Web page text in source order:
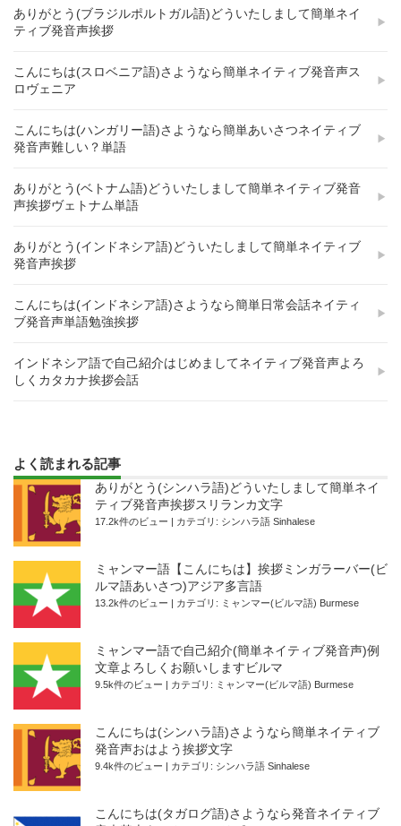
ありがとう(ブラジルポルトガル語)どういたしまして簡単ネイ
ティブ発音声挨拶
こんにちは(スロベニア語)さようなら簡単ネイティブ発音声ス
ロヴェニア
こんにちは(ハンガリー語)さようなら簡単あいさつネイティブ
発音声難しい？単語
ありがとう(ベトナム語)どういたしまして簡単ネイティブ発音
声挨拶ヴェトナム単語
ありがとう(インドネシア語)どういたしまして簡単ネイティブ
発音声挨拶
こんにちは(インドネシア語)さようなら簡単日常会話ネイティ
ブ発音声単語勉強挨拶
インドネシア語で自己紹介はじめましてネイティブ発音声よろ
しくカタカナ挨拶会話
よく読まれる記事
ありがとう(シンハラ語)どういたしまして簡単ネイ
ティブ発音声挨拶スリランカ文字
17.2k件のビュー カテゴリ: シンハラ語 Sinhalese
ミャンマー語【こんにちは】挨拶ミンガラーバー(ビ
ルマ語あいさつ)アジア多言語
13.2k件のビュー カテゴリ: ミャンマー(ビルマ語) Burmese
ミャンマー語で自己紹介(簡単ネイティブ発音声)例
文章よろしくお願いしますビルマ
9.5k件のビュー カテゴリ: ミャンマー(ビルマ語) Burmese
こんにちは(シンハラ語)さようなら簡単ネイティブ
発音声おはよう挨拶文字
9.4k件のビュー カテゴリ: シンハラ語 Sinhalese
こんにちは(タガログ語)さようなら発音ネイティブ